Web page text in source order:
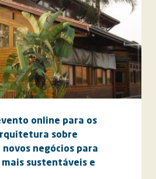
online para os
sobre
negócios para
sustentáveis e